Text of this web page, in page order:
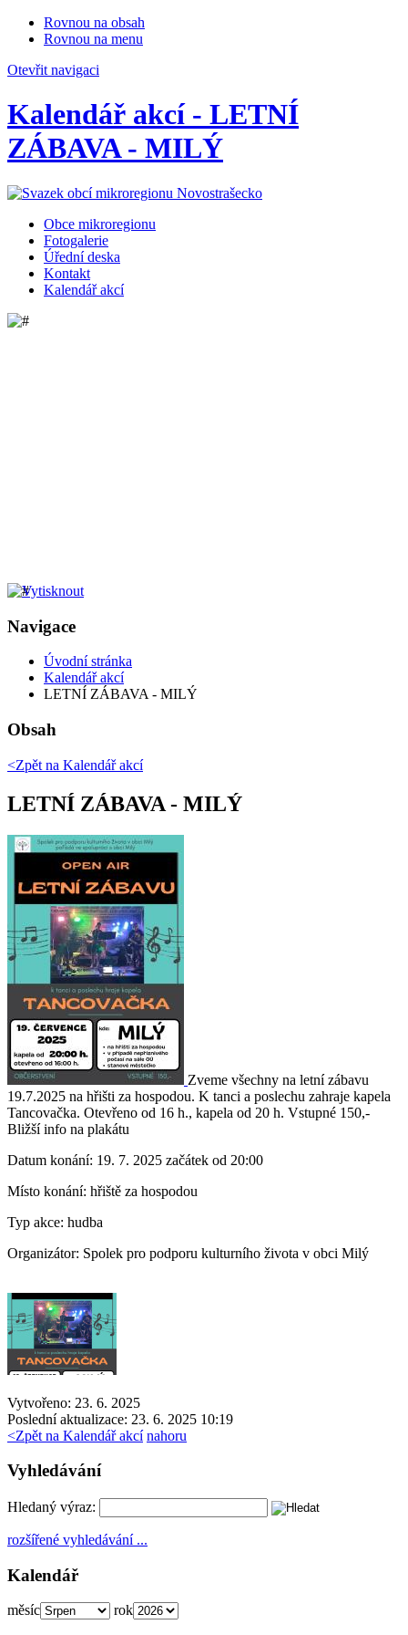
Rovnou na obsah
Rovnou na menu
Otevřit navigaci
Kalendář akcí - LETNÍ
ZÁBAVA - MILÝ
Obce mikroregionu
Fotogalerie
Úřední deska
Kontakt
Kalendář akcí
Navigace
Úvodní stránka
Kalendář akcí
LETNÍ ZÁBAVA - MILÝ
Obsah
<Zpět na Kalendář akcí
LETNÍ ZÁBAVA - MILÝ
Zveme všechny na letní zábavu
19.7.2025 na hřišti za hospodou. K tanci a poslechu zahraje kapela
Tancovačka. Otevřeno od 16 h., kapela od 20 h. Vstupné 150,-
Bližší info na plakátu
Datum konání: 19. 7. 2025 začátek od 20:00
Místo konání: hřiště za hospodou
Typ akce: hudba
Organizátor: Spolek pro podporu kulturního života v obci Milý
Vytvořeno: 23. 6. 2025
Poslední aktualizace: 23. 6. 2025 10:19
<Zpět na Kalendář akcí nahoru
Vyhledávání
Hledaný výraz:
rozšířené vyhledávání ...
Kalendář
měsíc rok